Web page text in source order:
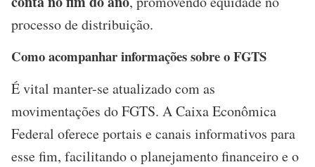
processo de distribuição.
Como acompanhar informações sobre o FGTS
É vital manter-se atualizado com as
movimentações do FGTS. A Caixa Econômica
Federal oferece portais e canais informativos para
esse fim, facilitando o planejamento financeiro e o